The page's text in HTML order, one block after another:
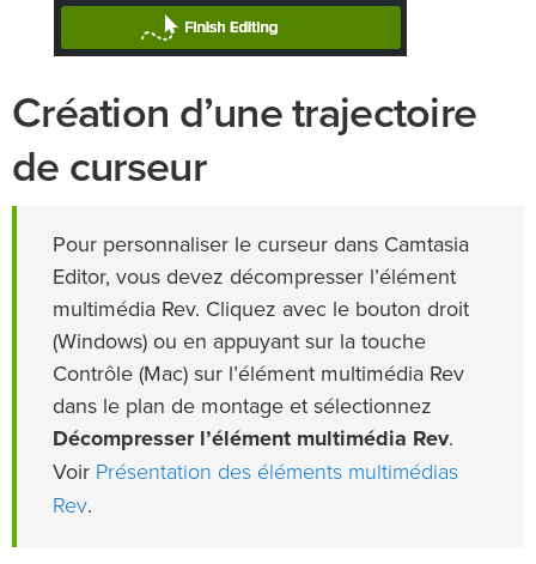
Création d’une trajectoire
de curseur
Pour personnaliser le curseur dans Camtasia
Editor, vous devez décompresser l’élément
multimédia Rev. Cliquez avec le bouton droit
(Windows) ou en appuyant sur la touche
Contrôle (Mac) sur l’élément multimédia Rev
dans le plan de montage et sélectionnez
Décompresser l’élément multimédia Rev.
Voir Présentation des éléments multimédias
Rev.